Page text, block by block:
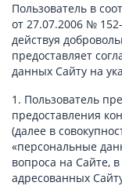
Пользователь в
от 27.07.2006 №
действуя
предоставляет
данных Сайту на
1. Пользователь
предоставления
(далее в
«персональные
вопроса на Сайте,
адресованных